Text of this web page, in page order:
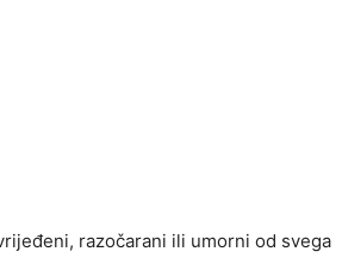
razočarani ili umorni od svega